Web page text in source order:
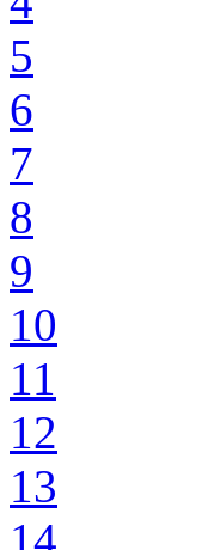
5
6
7
8
9
10
11
12
13
14